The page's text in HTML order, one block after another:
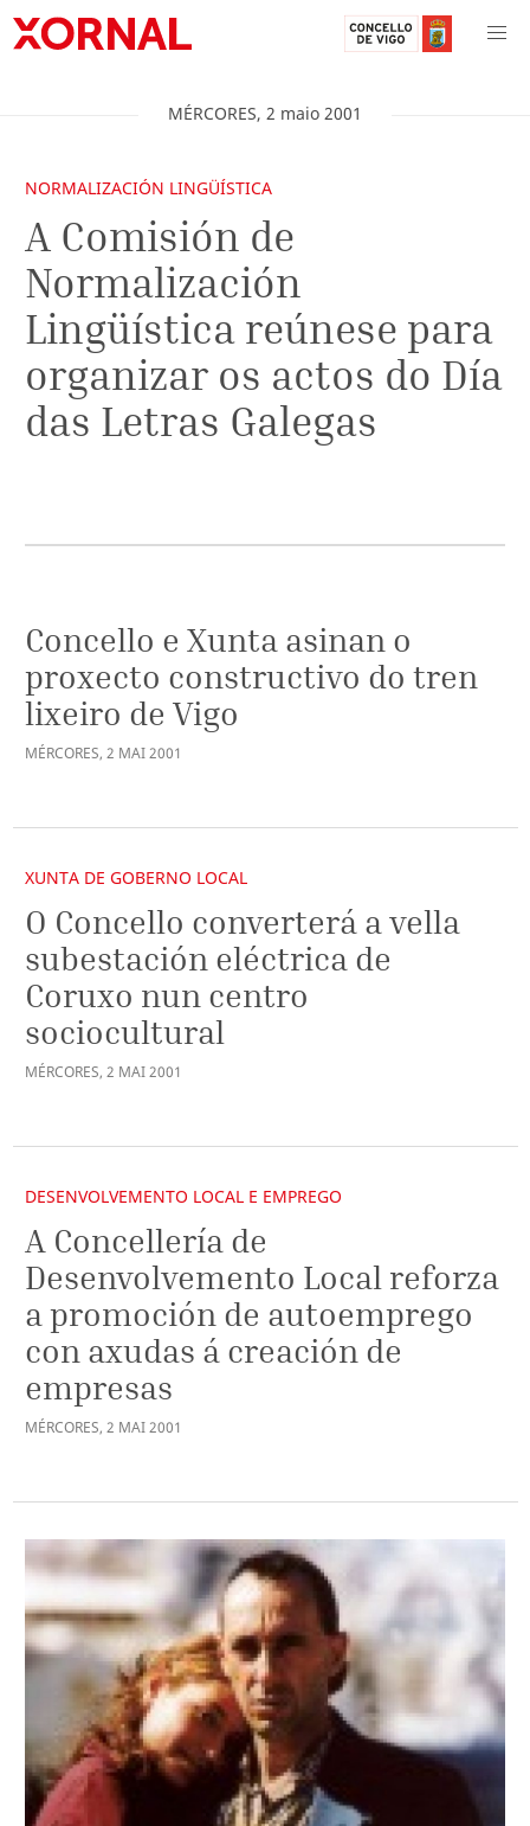
MÉRCORES, 2 maio 2001
NORMALIZACIÓN LINGÜÍSTICA
A Comisión de
Normalización
Lingüística reúnese para
organizar os actos do Día
das Letras Galegas
Concello e Xunta asinan o
proxecto constructivo do tren
lixeiro de Vigo
MÉRCORES, 2 MAI2001
XUNTA DE GOBERNO LOCAL
O Concello converterá a vella
subestación eléctrica de
Coruxo nun centro
sociocultural
MÉRCORES, 2 MAI2001
DESENVOLVEMENTO LOCAL E EMPREGO
A Concellería de
Desenvolvemento Local reforza
a promoción de autoemprego
con axudas á creación de
empresas
MÉRCORES, 2 MAI2001